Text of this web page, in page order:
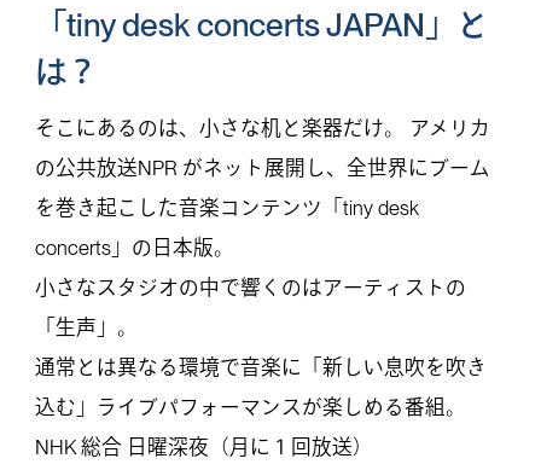
「tiny desk concerts JAPAN」と
は？
そこにあるのは、小さな机と楽器だけ。 アメリカ
の公共放送NPR がネット展開し、全世界にブーム
を巻き起こした音楽コンテンツ「tiny desk
concerts」の日本版。
小さなスタジオの中で響くのはアーティストの
「生声」。
通常とは異なる環境で音楽に「新しい息吹を吹き
込む」ライブパフォーマンスが楽しめる番組。
NHK 総合 日曜深夜（月に１回放送）